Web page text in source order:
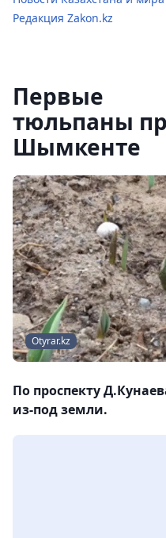
Редакция Zakon.kz
Первые
тюльпаны
Шымкенте
Otyrar.kz
По проспекту
из-под земли.